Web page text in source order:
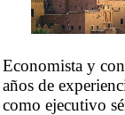
Economista y
años de
como ejecutivo